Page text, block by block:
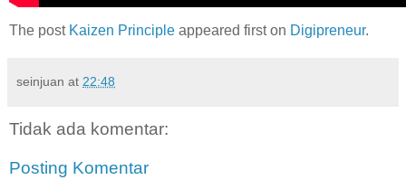
The post Kaizen Principle appeared first on Digipreneur.
seinjuan at 22:48
Tidak ada komentar:
Posting Komentar